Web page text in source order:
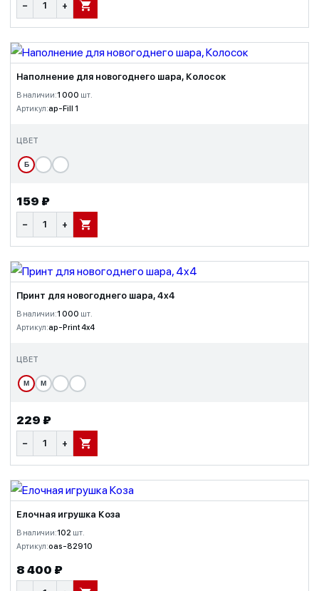
− + В КОРЗИНУ
Наполнение для новогоднего шара, Колосок
В наличии:1 000 шт.
Артикул:ap-Fill 1
ЦВЕТ
Б
159 ₽
− + В КОРЗИНУ
Принт для новогоднего шара, 4x4
В наличии:1 000 шт.
Артикул:ap-Print 4x4
ЦВЕТ
М М
229 ₽
− + В КОРЗИНУ
Елочная игрушка Коза
В наличии:102 шт.
Артикул:oas-82910
8 400 ₽